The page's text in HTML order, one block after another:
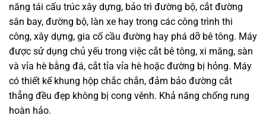
năng tái cấu trúc xây dựng, bảo trì đường bộ, cắt đường
sân bay, đường bộ, làn xe hay trong các công trình thi
công, xây dựng, gia cố cầu đường hay phá dỡ bê tông. Máy
được sử dụng chủ yếu trong việc cắt bê tông, xi măng, sàn
và vỉa hè bằng đá, cắt tỉa vỉa hè hoặc đường bị hỏng. Máy
có thiết kế khung hộp chắc chắn, đảm bảo đường cắt
thẳng đều đẹp không bị cong vênh. Khả năng chống rung
hoàn hảo.